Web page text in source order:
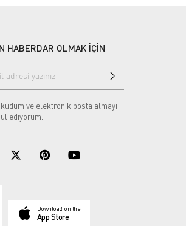
HABERDAR OLMAK İÇİN
ve elektronik posta almayı
ediyorum.
Download on the
App Store